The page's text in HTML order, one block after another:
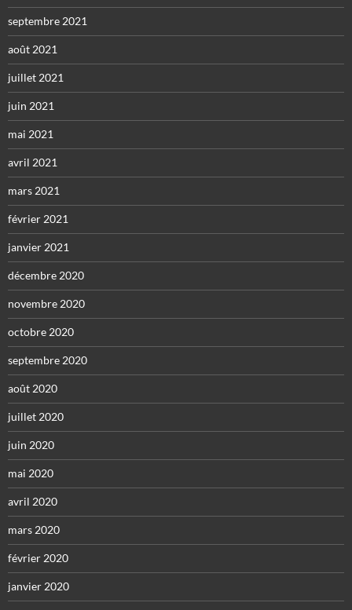
septembre 2021
août 2021
juillet 2021
juin 2021
mai 2021
avril 2021
mars 2021
février 2021
janvier 2021
décembre 2020
novembre 2020
octobre 2020
septembre 2020
août 2020
juillet 2020
juin 2020
mai 2020
avril 2020
mars 2020
février 2020
janvier 2020